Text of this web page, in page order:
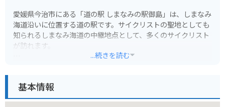
愛媛県今治市にある「道の駅 しまなみの駅御島」は、しまなみ
海道沿いに位置する道の駅です。サイクリストの聖地としても
知られるしまなみ海道の中継地点として、多くのサイクリスト
が訪れます。
す。また、レンタサイクルのサービスもあり、しまなみ海道を
自転車で観光することもおすすめです。
...続きを読む
基本情報